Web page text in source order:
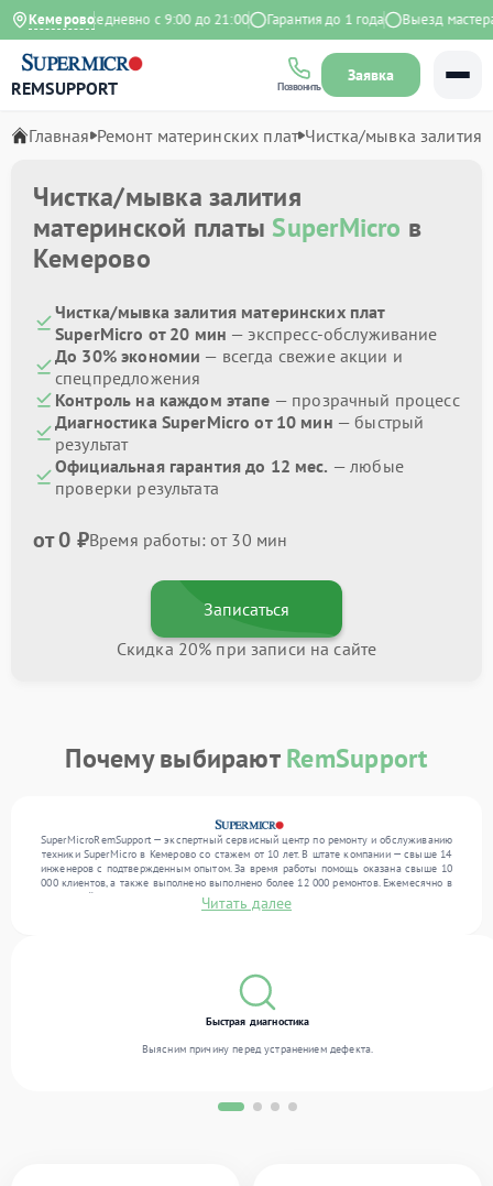
КемеровоЕжедневно с 9:00 до 21:00 Гарантия до 1 года Выезд мастера
REMSUPPORT Позвонить
Заявка
Главная Ремонт материнских плат Чистка/мывка залития
Чистка/мывка залития
материнской платы SuperMicro в
Кемерово
Чистка/мывка залития материнских плат
SuperMicro от 20 мин — экспресс-обслуживание
До 30% экономии — всегда свежие акции и
спецпредложения
Контроль на каждом этапе — прозрачный процесс
Диагностика SuperMicro от 10 мин — быстрый
результат
Официальная гарантия до 12 мес. — любые
проверки результата
от 0 ₽Время работы: от 30 мин
Записаться
Скидка 20% при записи на сайте
Почему выбираютRemSupport
SuperMicroRemSupport — экспертный сервисный центр по ремонту и обслуживанию
техники SuperMicro в Кемерово со стажем от 10 лет. В штате компании — свыше 14
инженеров с подтвержденным опытом. За время работы помощь оказана свыше 10
000 клиентов, а также выполнено выполнено более 12 000 ремонтов. Ежемесячно в
сервисный центр поступает свыше 300 единиц техники, включая , , . Мы работаем с
широким спектром неисправностей и обеспечиваем надежный результат благодаря
Читать далее
Быстрая диагностика
Выясним причину перед устранением дефекта.